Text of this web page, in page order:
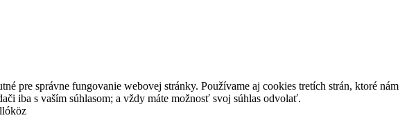
pre správne fungovanie webovej stránky. Používame aj cookies tretích strán, ktoré nám
iba s vaším súhlasom; a vždy máte možnosť svoj súhlas odvolať.